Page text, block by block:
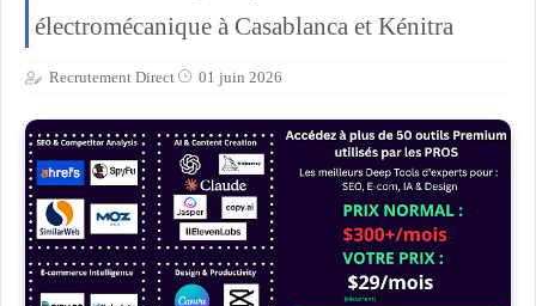
électromécanique à Casablanca et Kénitra
Recrutement Direct 01 juin 2026